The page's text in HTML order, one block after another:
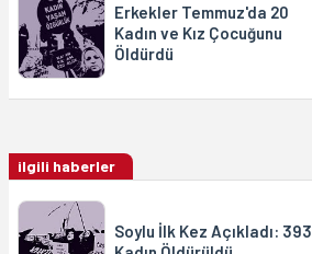
Erkekler Temmuz'da 20
Kadın ve Kız Çocuğunu
Öldürdü
ilgili haberler
Soylu İlk Kez Açıkladı: 393